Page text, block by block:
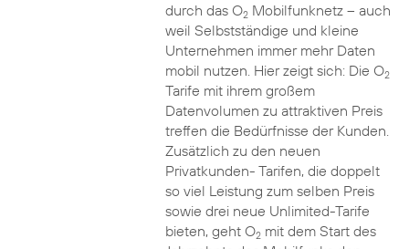
durch das O2Mobilfunknetz – auch
weil Selbstständige und kleine
Unternehmen immer mehr Daten
mobil nutzen. Hier zeigt sich: Die O2
Tarife mit ihrem großem
Datenvolumen zu attraktiven Preis
treffen die Bedürfnisse der Kunden.
Zusätzlich zu den neuen
Privatkunden- Tarifen, die doppelt
so viel Leistung zum selben Preis
sowie drei neue Unlimited-Tarife
bieten, geht O2mit dem Start des